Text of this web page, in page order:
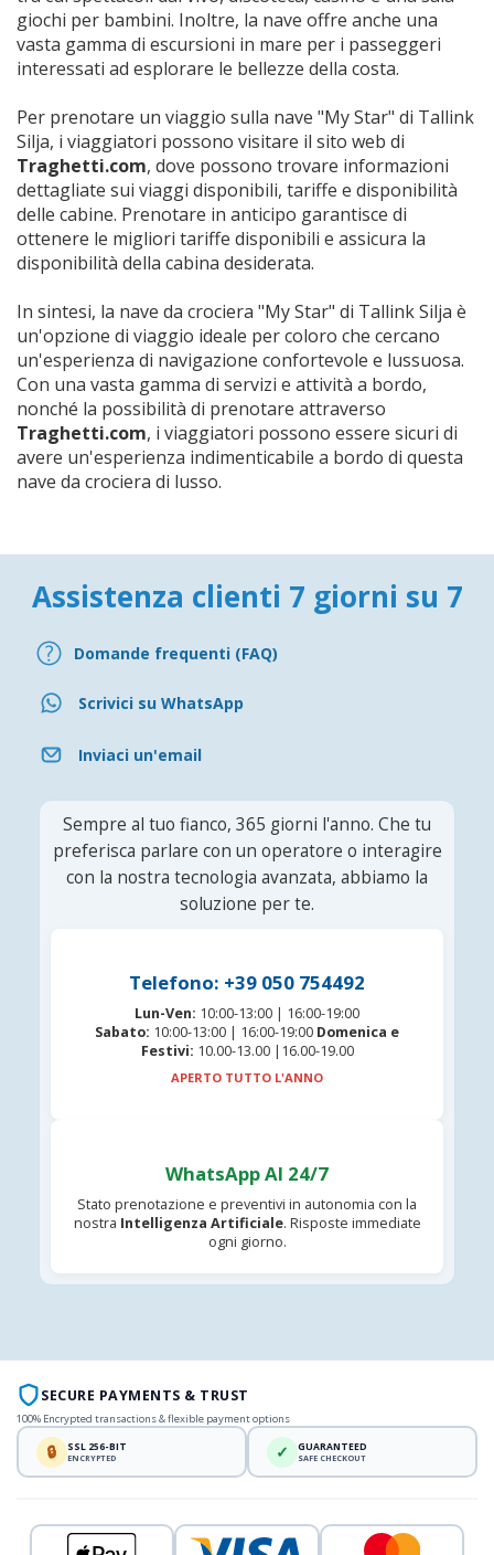
giochi per bambini. Inoltre, la nave offre anche una
vasta gamma di escursioni in mare per i passeggeri
interessati ad esplorare le bellezze della costa.
Per prenotare un viaggio sulla nave "My Star" di Tallink
Silja, i viaggiatori possono visitare il sito web di
Traghetti.com, dove possono trovare informazioni
dettagliate sui viaggi disponibili, tariffe e disponibilità
delle cabine. Prenotare in anticipo garantisce di
ottenere le migliori tariffe disponibili e assicura la
disponibilità della cabina desiderata.
In sintesi, la nave da crociera "My Star" di Tallink Silja è
un'opzione di viaggio ideale per coloro che cercano
un'esperienza di navigazione confortevole e lussuosa.
Con una vasta gamma di servizi e attività a bordo,
nonché la possibilità di prenotare attraverso
Traghetti.com, i viaggiatori possono essere sicuri di
avere un'esperienza indimenticabile a bordo di questa
nave da crociera di lusso.
Assistenza clienti 7 giorni su 7
Domande frequenti (FAQ)
Scrivici su WhatsApp
Inviaci un'email
Sempre al tuo fianco, 365 giorni l'anno. Che tu
preferisca parlare con un operatore o interagire
con la nostra tecnologia avanzata, abbiamo la
soluzione per te.
Telefono: +39 050 754492
Lun-Ven: 10:00-13:00 | 16:00-19:00
Sabato: 10:00-13:00 | 16:00-19:00 Domenica e
Festivi: 10.00-13.00 |16.00-19.00
APERTO TUTTO L'ANNO
WhatsApp AI 24/7
Stato prenotazione e preventivi in autonomia con la
nostra Intelligenza Artificiale. Risposte immediate
ogni giorno.
SECURE PAYMENTS & TRUST
100% Encrypted transactions & flexible payment options
🔒 SSL 256-BIT
ENCRYPTED ✓ GUARANTEED
SAFE CHECKOUT